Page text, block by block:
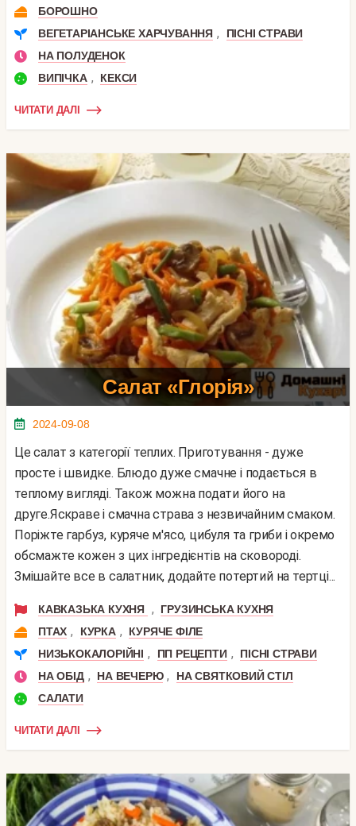
БОРОШНО
ВЕГЕТАРІАНСЬКЕ ХАРЧУВАННЯ ,
ПІСНІ СТРАВИ
НА ПОЛУДЕНОК
ВИПІЧКА , КЕКСИ
ЧИТАТИ ДАЛІ
Салат «Глорія»
2024-09-08
Це салат з категорії теплих. Приготування - дуже
просте і швидке. Блюдо дуже смачне і подається в
теплому вигляді. Також можна подати його на
друге.Яскраве і смачна страва з незвичайним смаком.
Поріжте гарбуз, куряче м'ясо, цибуля та гриби і окремо
обсмажте кожен з цих інгредієнтів на сковороді.
Змішайте все в салатник, додайте потертий на тертці...
КАВКАЗЬКА КУХНЯ ,
ГРУЗИНСЬКА КУХНЯ
ПТАХ , КУРКА ,
КУРЯЧЕ ФІЛЕ
НИЗЬКОКАЛОРІЙНІ , ПП РЕЦЕПТИ ,
ПІСНІ СТРАВИ
НА ОБІД , НА ВЕЧЕРЮ ,
НА СВЯТКОВИЙ СТІЛ
САЛАТИ
ЧИТАТИ ДАЛІ